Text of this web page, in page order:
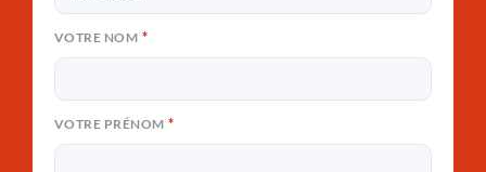
VOTRE NOM *
VOTRE PRÉNOM *